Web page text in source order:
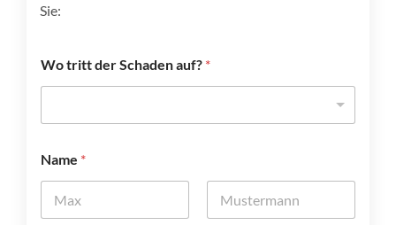
Sie:
Wo tritt der Schaden auf? *
e
r
Name *